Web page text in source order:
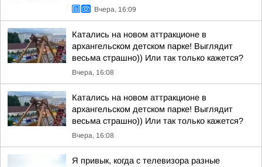
Вчера, 16:09
Катались на новом аттракционе в
архангельском детском парке! Выглядит
весьма страшно)) Или так только кажется?
Вчера, 16:08
Катались на новом аттракционе в
архангельском детском парке! Выглядит
весьма страшно)) Или так только кажется?
Вчера, 16:08
Я привык, когда с телевизора разные